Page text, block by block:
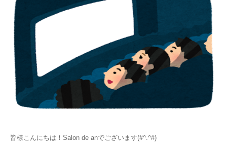
皆様こんにちは！Salon de anでございます(#^.^#)
Before＆After
ご予約
ブログ